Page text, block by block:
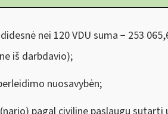
nei 120 VDU suma − 253
iš darbdavio);
nuosavybėn;